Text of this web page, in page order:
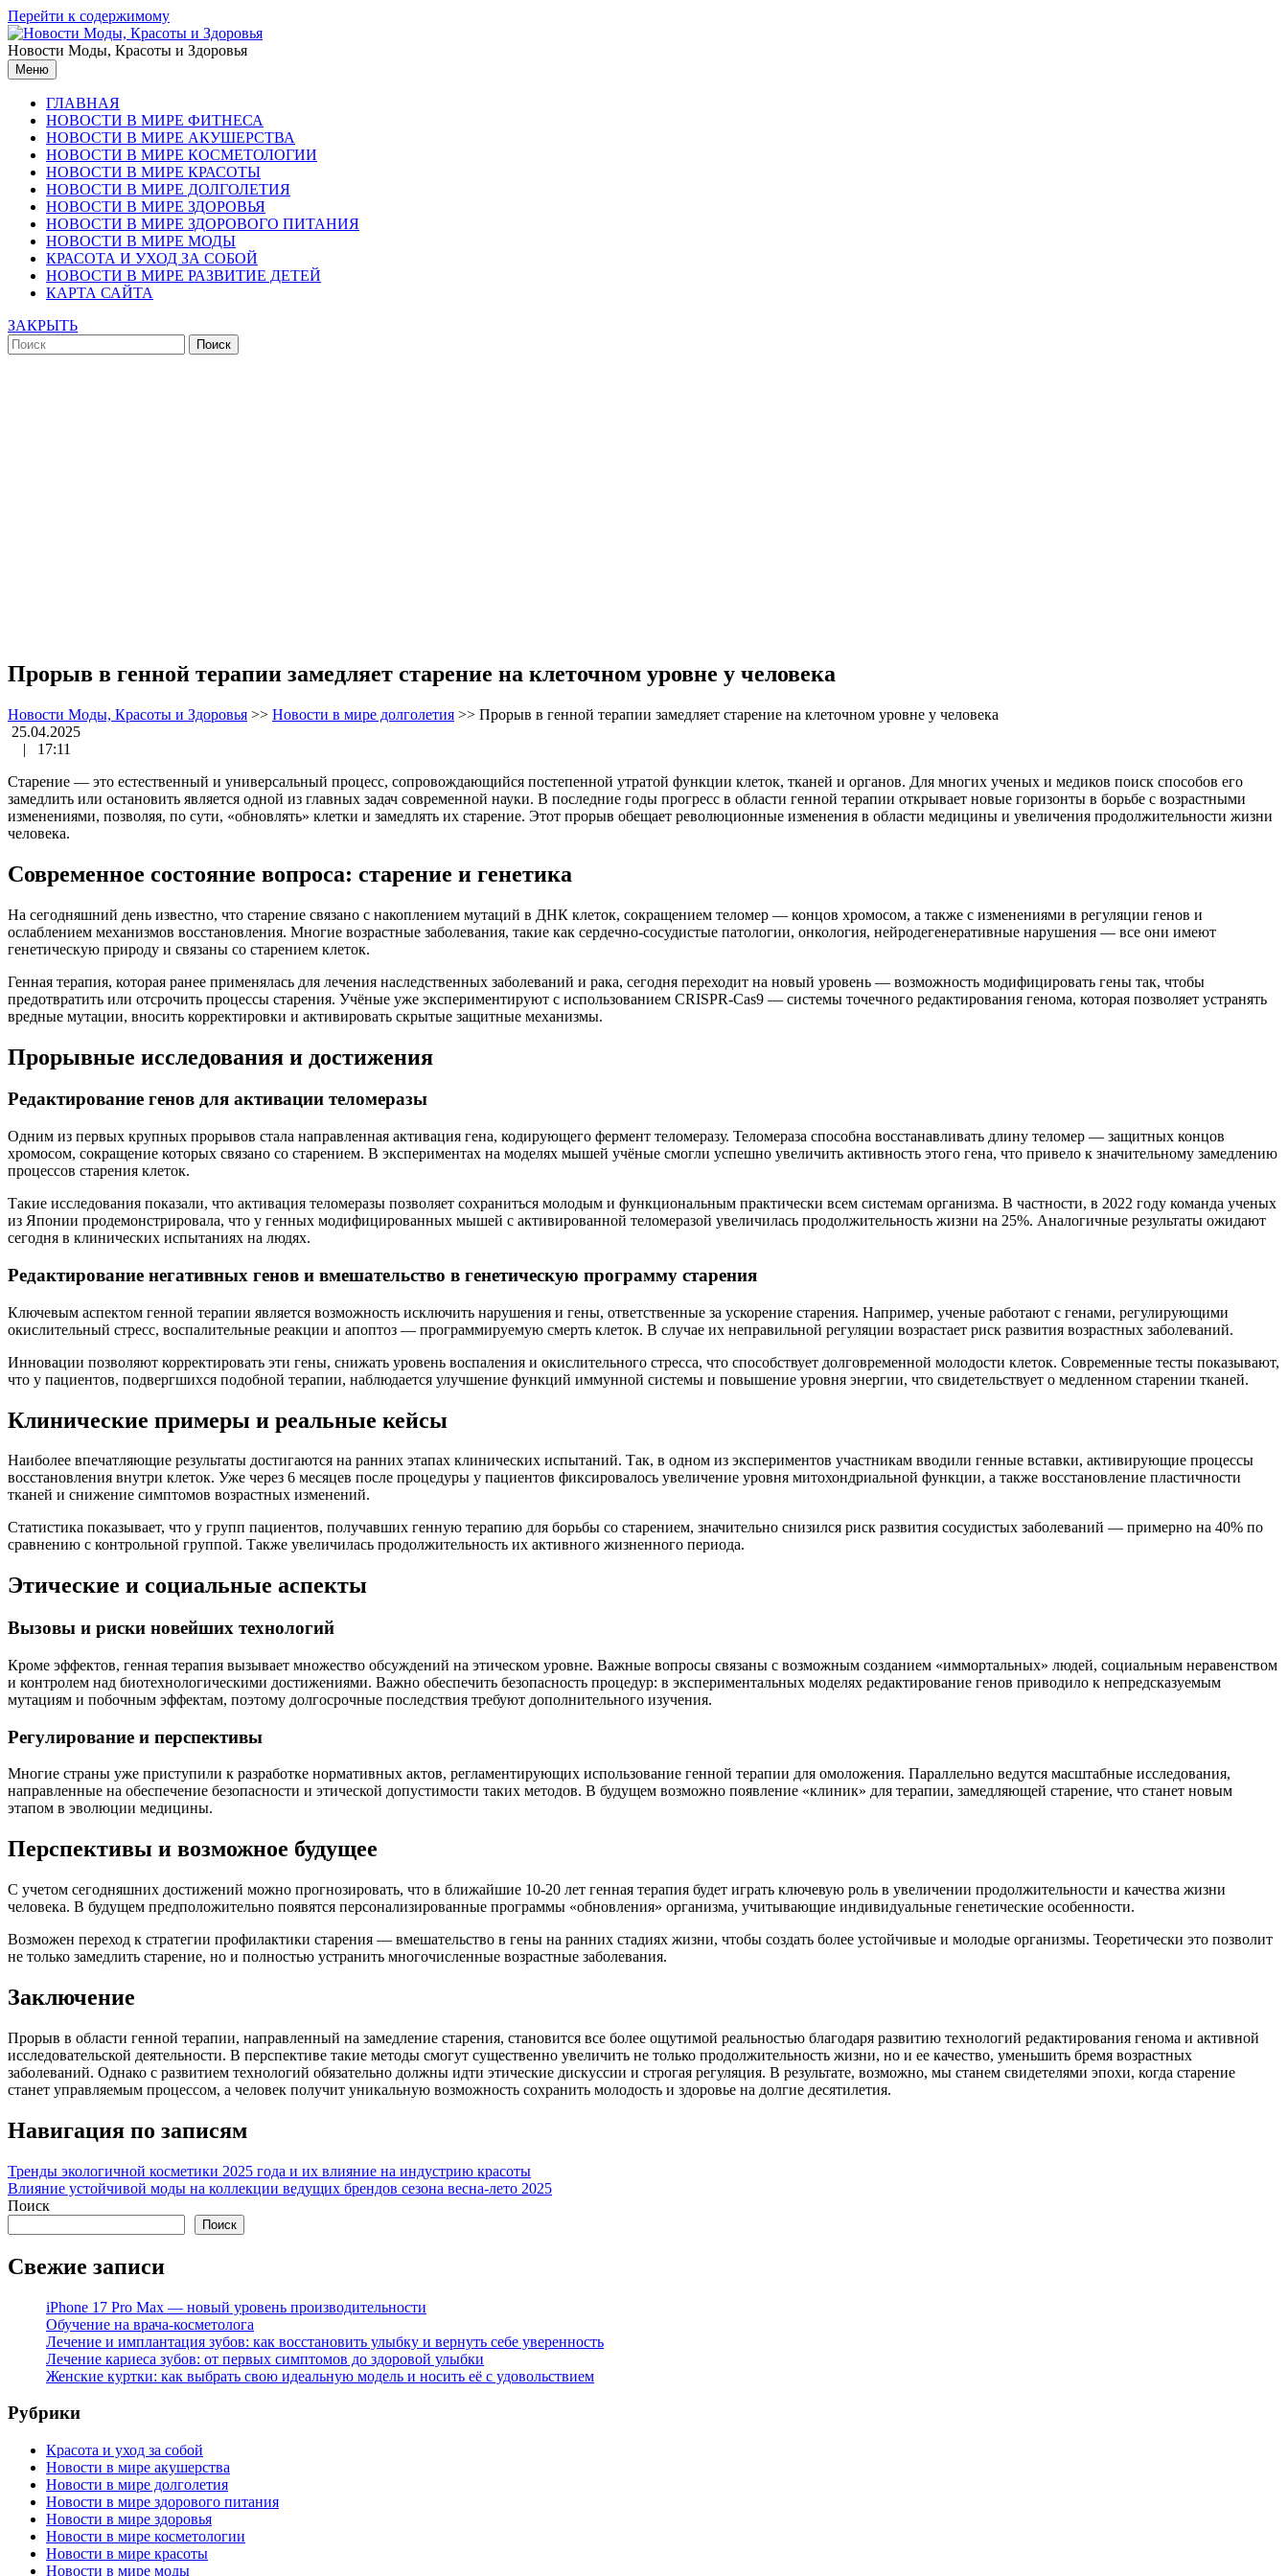
Перейти к содержимому
Новости Моды, Красоты и Здоровья
Меню
ГЛАВНАЯ
НОВОСТИ В МИРЕ ФИТНЕСА
НОВОСТИ В МИРЕ АКУШЕРСТВА
НОВОСТИ В МИРЕ КОСМЕТОЛОГИИ
НОВОСТИ В МИРЕ КРАСОТЫ
НОВОСТИ В МИРЕ ДОЛГОЛЕТИЯ
НОВОСТИ В МИРЕ ЗДОРОВЬЯ
НОВОСТИ В МИРЕ ЗДОРОВОГО ПИТАНИЯ
НОВОСТИ В МИРЕ МОДЫ
КРАСОТА И УХОД ЗА СОБОЙ
НОВОСТИ В МИРЕ РАЗВИТИЕ ДЕТЕЙ
КАРТА САЙТА
ЗАКРЫТЬ
Прорыв в генной терапии замедляет старение на клеточном уровне у человека
Новости Моды, Красоты и Здоровья >> Новости в мире долголетия >> Прорыв в генной терапии замедляет старение на клеточном уровне у человека
25.04.2025
|
17:11
Старение — это естественный и универсальный процесс, сопровождающийся постепенной утратой функции клеток, тканей и органов. Для многих ученых и медиков поиск способов его
замедлить или остановить является одной из главных задач современной науки. В последние годы прогресс в области генной терапии открывает новые горизонты в борьбе с возрастными
изменениями, позволяя, по сути, «обновлять» клетки и замедлять их старение. Этот прорыв обещает революционные изменения в области медицины и увеличения продолжительности жизни
человека.
Современное состояние вопроса: старение и генетика
На сегодняшний день известно, что старение связано с накоплением мутаций в ДНК клеток, сокращением теломер — концов хромосом, а также с изменениями в регуляции генов и
ослаблением механизмов восстановления. Многие возрастные заболевания, такие как сердечно-сосудистые патологии, онкология, нейродегенеративные нарушения — все они имеют
генетическую природу и связаны со старением клеток.
Генная терапия, которая ранее применялась для лечения наследственных заболеваний и рака, сегодня переходит на новый уровень — возможность модифицировать гены так, чтобы
предотвратить или отсрочить процессы старения. Учёные уже экспериментируют с использованием CRISPR-Cas9 — системы точечного редактирования генома, которая позволяет устранять
вредные мутации, вносить корректировки и активировать скрытые защитные механизмы.
Прорывные исследования и достижения
Редактирование генов для активации теломеразы
Одним из первых крупных прорывов стала направленная активация гена, кодирующего фермент теломеразу. Теломераза способна восстанавливать длину теломер — защитных концов
хромосом, сокращение которых связано со старением. В экспериментах на моделях мышей учёные смогли успешно увеличить активность этого гена, что привело к значительному замедлению
процессов старения клеток.
Такие исследования показали, что активация теломеразы позволяет сохраниться молодым и функциональным практически всем системам организма. В частности, в 2022 году команда ученых
из Японии продемонстрировала, что у генных модифицированных мышей с активированной теломеразой увеличилась продолжительность жизни на 25%. Аналогичные результаты ожидают
сегодня в клинических испытаниях на людях.
Редактирование негативных генов и вмешательство в генетическую программу старения
Ключевым аспектом генной терапии является возможность исключить нарушения и гены, ответственные за ускорение старения. Например, ученые работают с генами, регулирующими
окислительный стресс, воспалительные реакции и апоптоз — программируемую смерть клеток. В случае их неправильной регуляции возрастает риск развития возрастных заболеваний.
Инновации позволяют корректировать эти гены, снижать уровень воспаления и окислительного стресса, что способствует долговременной молодости клеток. Современные тесты показывают,
что у пациентов, подвергшихся подобной терапии, наблюдается улучшение функций иммунной системы и повышение уровня энергии, что свидетельствует о медленном старении тканей.
Клинические примеры и реальные кейсы
Наиболее впечатляющие результаты достигаются на ранних этапах клинических испытаний. Так, в одном из экспериментов участникам вводили генные вставки, активирующие процессы
восстановления внутри клеток. Уже через 6 месяцев после процедуры у пациентов фиксировалось увеличение уровня митохондриальной функции, а также восстановление пластичности
тканей и снижение симптомов возрастных изменений.
Статистика показывает, что у групп пациентов, получавших генную терапию для борьбы со старением, значительно снизился риск развития сосудистых заболеваний — примерно на 40% по
сравнению с контрольной группой. Также увеличилась продолжительность их активного жизненного периода.
Этические и социальные аспекты
Вызовы и риски новейших технологий
Кроме эффектов, генная терапия вызывает множество обсуждений на этическом уровне. Важные вопросы связаны с возможным созданием «иммортальных» людей, социальным неравенством
и контролем над биотехнологическими достижениями. Важно обеспечить безопасность процедур: в экспериментальных моделях редактирование генов приводило к непредсказуемым
мутациям и побочным эффектам, поэтому долгосрочные последствия требуют дополнительного изучения.
Регулирование и перспективы
Многие страны уже приступили к разработке нормативных актов, регламентирующих использование генной терапии для омоложения. Параллельно ведутся масштабные исследования,
направленные на обеспечение безопасности и этической допустимости таких методов. В будущем возможно появление «клиник» для терапии, замедляющей старение, что станет новым
этапом в эволюции медицины.
Перспективы и возможное будущее
С учетом сегодняшних достижений можно прогнозировать, что в ближайшие 10-20 лет генная терапия будет играть ключевую роль в увеличении продолжительности и качества жизни
человека. В будущем предположительно появятся персонализированные программы «обновления» организма, учитывающие индивидуальные генетические особенности.
Возможен переход к стратегии профилактики старения — вмешательство в гены на ранних стадиях жизни, чтобы создать более устойчивые и молодые организмы. Теоретически это позволит
не только замедлить старение, но и полностью устранить многочисленные возрастные заболевания.
Заключение
Прорыв в области генной терапии, направленный на замедление старения, становится все более ощутимой реальностью благодаря развитию технологий редактирования генома и активной
исследовательской деятельности. В перспективе такие методы смогут существенно увеличить не только продолжительность жизни, но и ее качество, уменьшить бремя возрастных
заболеваний. Однако с развитием технологий обязательно должны идти этические дискуссии и строгая регуляция. В результате, возможно, мы станем свидетелями эпохи, когда старение
станет управляемым процессом, а человек получит уникальную возможность сохранить молодость и здоровье на долгие десятилетия.
Навигация по записям
Тренды экологичной косметики 2025 года и их влияние на индустрию красоты
Влияние устойчивой моды на коллекции ведущих брендов сезона весна-лето 2025
Поиск
Поиск
Свежие записи
iPhone 17 Pro Max — новый уровень производительности
Обучение на врача-косметолога
Лечение и имплантация зубов: как восстановить улыбку и вернуть себе уверенность
Лечение кариеса зубов: от первых симптомов до здоровой улыбки
Женские куртки: как выбрать свою идеальную модель и носить её с удовольствием
Рубрики
Красота и уход за собой
Новости в мире акушерства
Новости в мире долголетия
Новости в мире здорового питания
Новости в мире здоровья
Новости в мире косметологии
Новости в мире красоты
Новости в мире моды